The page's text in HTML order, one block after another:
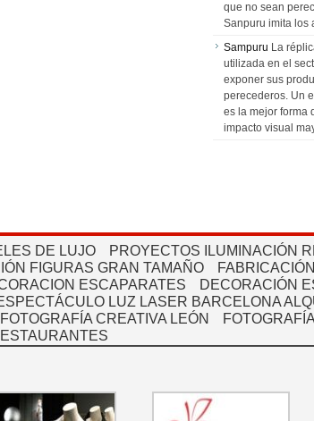
que no sean
Sanpuru imita los
Sampuru La
utilizada en el
exponer sus
perecederos. Un
es la mejor forma
impacto visual
DE LUJO
PROYECTOS ILUMINACIÓN
FIGURAS GRAN TAMAÑO
ESCAPARATES
DECORACIÓN
LUZ LASER BARCELONA
FOTOGRAFÍA CREATIVA LEÓN